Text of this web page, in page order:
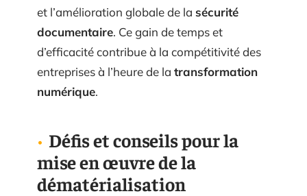
et l’amélioration globale de la sécurité
documentaire. Ce gain de temps et
d’efficacité contribue à la compétitivité des
entreprises à l’heure de la transformation
numérique.
Défis et conseils pour la
mise en œuvre de la
dématérialisation